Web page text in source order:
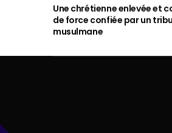
Une chrétienne enlevée et
de force confiée par un
musulmane